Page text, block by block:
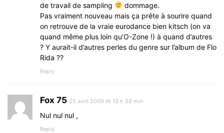
de travail de sampling
dommage.
Pas vraiment nouveau mais ça prête à sourire quand
on retrouve de la vraie eurodance bien kitsch (on va
quand même plus loin qu’O-Zone !) à quand d’autres
? Y aurait-il d’autres perles du genre sur l’album de Flo
Rida ??
Reply
Fox 75 25 avril 2009 At 13 h 58 min
Nul nul nul ,
Reply